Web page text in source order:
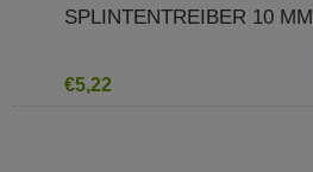
SPLINTENTREIBER 10 MM
€5,22